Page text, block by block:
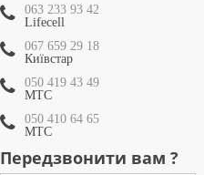
063 233 93 42
Lifecell
067 659 29 18
Київстар
050 419 43 49
МТС
050 410 64 65
МТС
Передзвонити вам ?